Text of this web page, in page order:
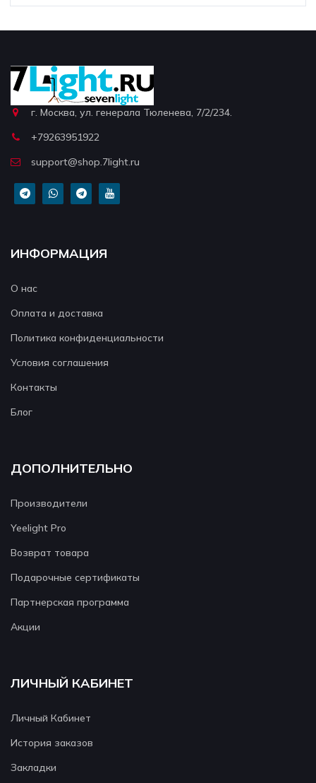
г. Москва, ул. генерала Тюленева, 7/2/234.
+79263951922
support@shop.7light.ru
ИНФОРМАЦИЯ
О нас
Оплата и доставка
Политика конфиденциальности
Условия соглашения
Контакты
Блог
ДОПОЛНИТЕЛЬНО
Производители
Yeelight Pro
Возврат товара
Подарочные сертификаты
Партнерская программа
Акции
ЛИЧНЫЙ КАБИНЕТ
Личный Кабинет
История заказов
Закладки